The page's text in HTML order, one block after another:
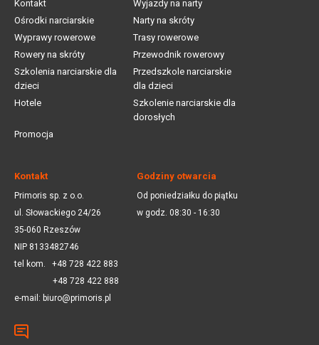
Kontakt
Wyjazdy na narty
Ośrodki narciarskie
Narty na skróty
Wyprawy rowerowe
Trasy rowerowe
Rowery na skróty
Przewodnik rowerowy
Szkolenia narciarskie dla
dzieci
Przedszkole narciarskie
dla dzieci
Hotele
Szkolenie narciarskie dla
dorosłych
Promocja
Kontakt
Primoris sp. z o.o.
ul. Słowackiego 24/26
35-060 Rzeszów
NIP 8133482746
tel kom. +48 728 422 883
+48 728 422 888
e-mail: biuro@primoris.pl
Godziny otwarcia
Od poniedziałku do piątku
w godz. 08:30 - 16:30